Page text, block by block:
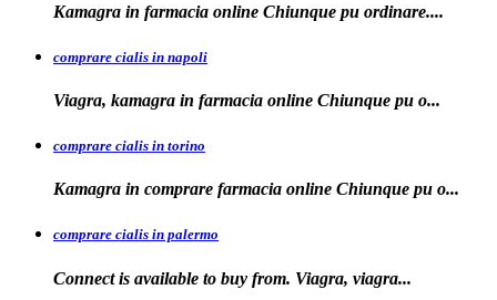
Kamagra in farmacia online Chiunque pu ordinare....
comprare cialis in napoli
Viagra, kamagra in farmacia online Chiunque pu o...
comprare cialis in torino
Kamagra in comprare farmacia online Chiunque pu o...
comprare cialis in palermo
Connect is available to buy from. Viagra, viagra...